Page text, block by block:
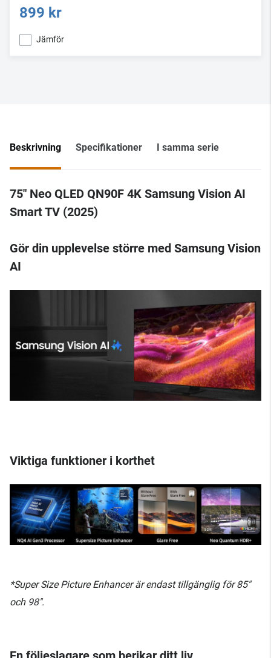
899 kr
Jämför
Beskrivning Specifikationer I samma serie
75" Neo QLED QN90F 4K Samsung Vision AI
Smart TV (2025)
Gör din upplevelse större med Samsung Vision
AI
Viktiga funktioner i korthet
*Super Size Picture Enhancer är endast tillgänglig för 85"
och 98".